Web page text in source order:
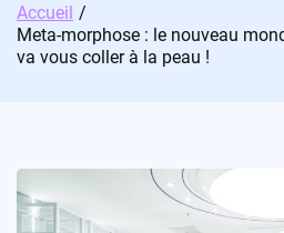
Accueil
Meta-morphose : le nouveau
va vous coller à la peau !